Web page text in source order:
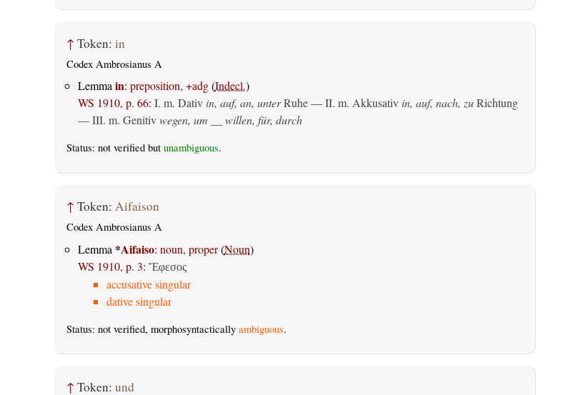
↑ Token: in
Codex Ambrosianus A
Lemmain: preposition, +adg(Indecl.)
WS 1910, p. 66: I. m. Dativ in, auf, an, unterRuhe — II. m. Akkusativ in, auf, nach, zuRichtung
— III. m. Genitiv wegen, um __ willen, für, durch
Status: not verified but unambiguous.
↑ Token: Aifaison
Codex Ambrosianus A
Lemma *Aifaiso: noun, proper(Noun)
WS 1910, p. 3: Ἔφεσος
accusative singular
dative singular
Status: not verified, morphosyntactically ambiguous.
↑ Token: und